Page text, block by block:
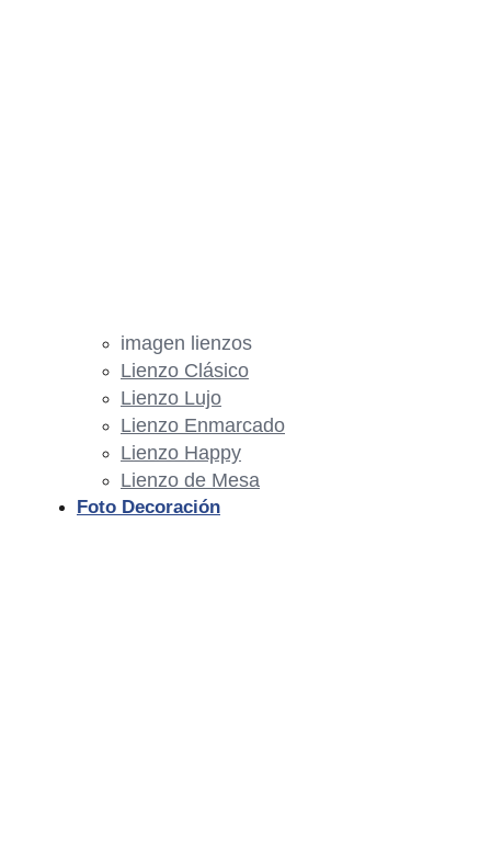
imagen lienzos
Lienzo Clásico
Lienzo Lujo
Lienzo Enmarcado
Lienzo Happy
Lienzo de Mesa
Foto Decoración